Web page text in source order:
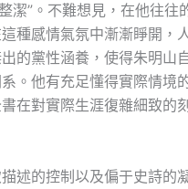
潔”。不難想見，在他往往
種感情氣氛中漸漸睜開，
的黨性涵養，使得朱明山
。他有充足懂得實際情境
在對實際生涯復雜細致的
述的控制以及偏于史詩的